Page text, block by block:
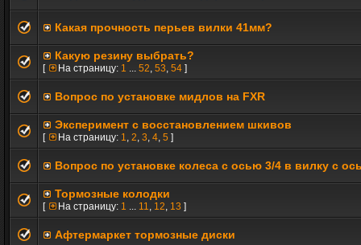
Какая прочность перьев вилки 41мм?
Какую резину выбрать?
[ На страницу: 1 ... 52, 53, 54 ]
Вопрос по установке мидлов на FXR
Эксперимент с восстановлением шкивов
[ На страницу: 1, 2, 3, 4, 5 ]
Вопрос по установке колеса с осью 3/4 в вилку с
Тормозные колодки
[ На страницу: 1 ... 11, 12, 13 ]
Афтермаркет тормозные диски